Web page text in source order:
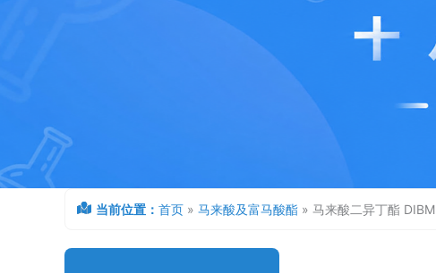
当前位置： 首页 » 马来酸及富马酸酯 » 马来酸二异丁酯 DIBM